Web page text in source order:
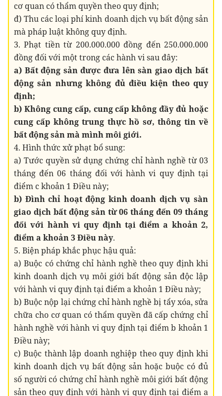
cơ quan có thẩm quyền theo quy định;
đ) Thu các loại phí kinh doanh dịch vụ bất động sản
mà pháp luật không quy định.
3. Phạt tiền từ 200.000.000 đồng đến 250.000.000
đồng đối với một trong các hành vi sau đây:
a) Bất động sản được đưa lên sàn giao dịch bất
động sản nhưng không đủ điều kiện theo quy
định;
b) Không cung cấp, cung cấp không đầy đủ hoặc
cung cấp không trung thực hồ sơ, thông tin về
bất động sản mà mình môi giới.
4. Hình thức xử phạt bổ sung:
a) Tước quyền sử dụng chứng chỉ hành nghề từ 03
tháng đến 06 tháng đối với hành vi quy định tại
điểm c khoản 1 Điều này;
b) Đình chỉ hoạt động kinh doanh dịch vụ sàn
giao dịch bất động sản từ 06 tháng đến 09 tháng
đối với hành vi quy định tại điểm a khoản 2,
điểm a khoản 3 Điều này.
5. Biện pháp khắc phục hậu quả:
a) Buộc có chứng chỉ hành nghề theo quy định khi
kinh doanh dịch vụ môi giới bất động sản độc lập
với hành vi quy định tại điểm a khoản 1 Điều này;
b) Buộc nộp lại chứng chỉ hành nghề bị tẩy xóa, sửa
chữa cho cơ quan có thẩm quyền đã cấp chứng chỉ
hành nghề với hành vi quy định tại điểm b khoản 1
Điều này;
c) Buộc thành lập doanh nghiệp theo quy định khi
kinh doanh dịch vụ bất động sản hoặc buộc có đủ
số người có chứng chỉ hành nghề môi giới bất động
sản theo quy định với hành vi quy định tại điểm a